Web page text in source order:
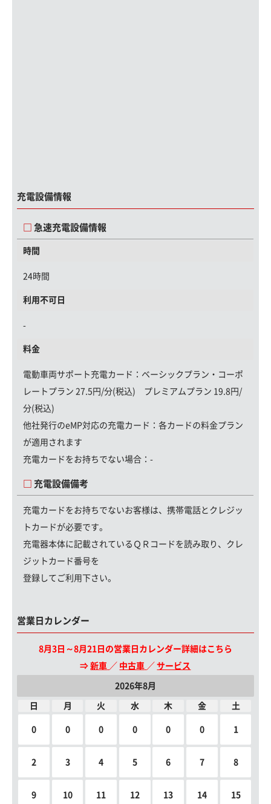
充電設備情報
急速充電設備情報
時間
24時間
利用不可日
-
料金
電動車両サポート充電カード ：ベーシックプラン・コーポ
レートプラン 27.5円/分(税込) プレミアムプラン 19.8円/
分(税込)
他社発行のeMP対応の充電カード：各カードの料金プラン
が適用されます
充電カードをお持ちでない場合：-
充電設備備考
充電カードをお持ちでないお客様は、携帯電話とクレジッ
トカードが必要です。
充電器本体に記載されているＱＲコードを読み取り、クレ
ジットカード番号を
登録してご利用下さい。
営業日カレンダー
8月3日～8月21日の営業日カレンダー詳細はこちら
⇒新車 ／ 中古車 ／サービス
2026年8月
日 月 火 水 木 金 土
0 0 0 0 0 0 1
2 3 4 5 6 7 8
9 10 11 12 13 14 15